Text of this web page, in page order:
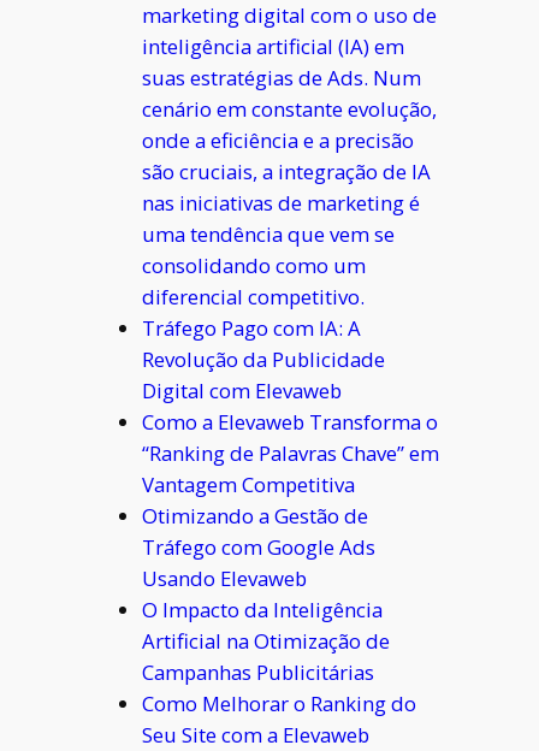
marketing digital com o uso de
inteligência artificial (IA) em
suas estratégias de Ads. Num
cenário em constante evolução,
onde a eficiência e a precisão
são cruciais, a integração de IA
nas iniciativas de marketing é
uma tendência que vem se
consolidando como um
diferencial competitivo.
Tráfego Pago com IA: A
Revolução da Publicidade
Digital com Elevaweb
Como a Elevaweb Transforma o
“Ranking de Palavras Chave” em
Vantagem Competitiva
Otimizando a Gestão de
Tráfego com Google Ads
Usando Elevaweb
O Impacto da Inteligência
Artificial na Otimização de
Campanhas Publicitárias
Como Melhorar o Ranking do
Seu Site com a Elevaweb